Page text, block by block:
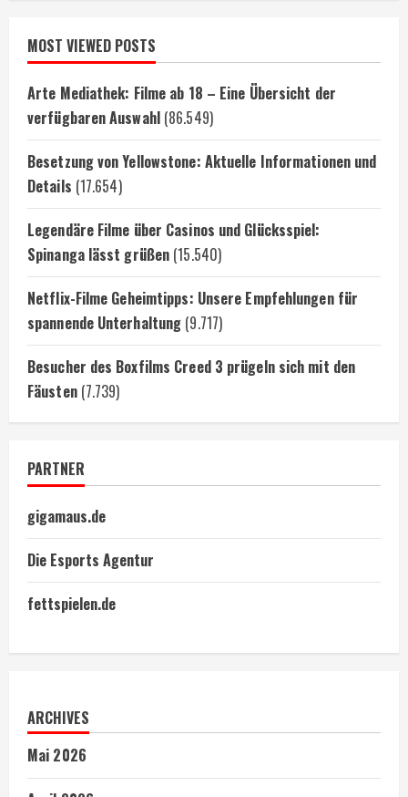
MOST VIEWED POSTS
Arte Mediathek: Filme ab 18 – Eine Übersicht der
verfügbaren Auswahl (86.549)
Besetzung von Yellowstone: Aktuelle Informationen und
Details (17.654)
Legendäre Filme über Casinos und Glücksspiel:
Spinanga lässt grüßen (15.540)
Netflix-Filme Geheimtipps: Unsere Empfehlungen für
spannende Unterhaltung (9.717)
Besucher des Boxfilms Creed 3 prügeln sich mit den
Fäusten (7.739)
PARTNER
gigamaus.de
Die Esports Agentur
fettspielen.de
ARCHIVES
Mai 2026